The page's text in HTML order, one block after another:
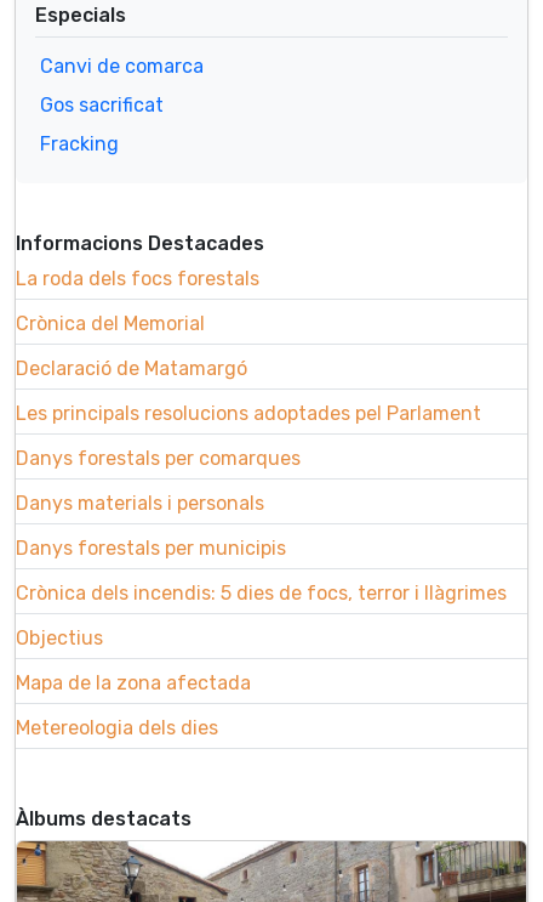
Especials
Canvi de comarca
Gos sacrificat
Fracking
Informacions Destacades
La roda dels focs forestals
Crònica del Memorial
Declaració de Matamargó
Les principals resolucions adoptades pel Parlament
Danys forestals per comarques
Danys materials i personals
Danys forestals per municipis
Crònica dels incendis: 5 dies de focs, terror i llàgrimes
Objectius
Mapa de la zona afectada
Metereologia dels dies
Àlbums destacats